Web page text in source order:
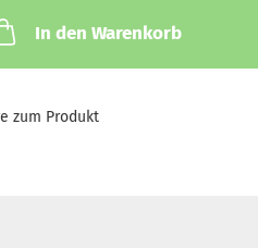
In den Warenkorb
zum Produkt